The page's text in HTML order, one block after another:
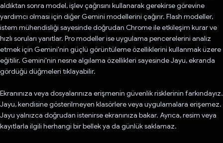
aldıktan sonra model, işlev çağrısını kullanarak gerekirse görevine
yardımcı olması için diğer Gemini modellerini çağırır. Flash modeller,
istem mühendisliği sayesinde doğrudan Chrome ile etkileşim kurar ve
hızlı soruları yanıtlar. Pro modeller ise uygulama pencerelerini analiz
etmek için Gemini'nin güçlü görüntüleme özelliklerini kullanmak üzere
eğitilir. Gemini'nin nesne algılama özellikleri sayesinde Jayu, ekranda
gördüğü düğmeleri tıklayabilir.
Ekranınıza veya dosyalarınıza erişmenin güvenlik risklerinin farkındayız.
Jayu, kendisine gösterilmeyen klasörlere veya uygulamalara erişemez.
Jayu yalnızca doğrudan istenirse ekranınıza bakar. Ayrıca, resim veya
kayıtlarla ilgili herhangi bir bellek ya da günlük saklamaz.